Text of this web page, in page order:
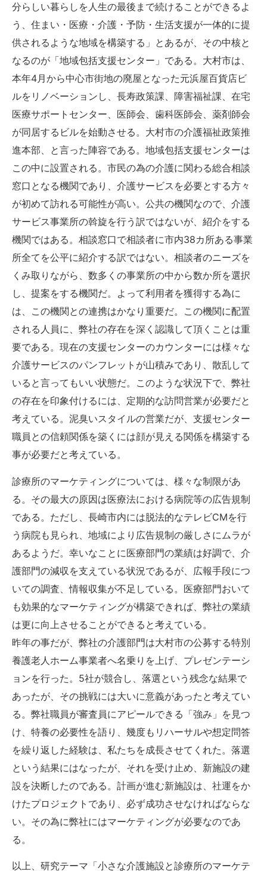
分らしい暮らしを人生の最後まで続けることができるよ
う、住まい・医療・介護・予防・生活支援が一体的に提
供されるような地域を構築する」とあるが、その中核と
なるのが「地域包括支援センター」である。大村市は、
本年4月から中心市街地の廃屋となった元浜屋百貨店ビ
ルをリノベーションし、長寿政策課、障害福祉課、在宅
医療サポートセンター、医師会、歯科医師会、薬剤師会
が同居するビルを始動させる。大村市の介護福祉政策推
進本部、と言った陣容である。地域包括支援センターは
この中に設置される。市民の為の介護に関わる総合相談
窓口となる機関であり、介護サービスを必要とする方々
が初めて訪れる可能性が高い。公共の機関なので、介護
サービス事業所の斡旋を行う訳ではないが、紹介をする
機関ではある。相談窓口で相談者に市内38カ所ある事業
所全てを公平に紹介する訳ではない。相談者のニーズを
くみ取りながら、数多くの事業所の中から数か所を選択
し、提案をする機関だ。よって利用者を獲得する為に
は、この機関との連携はかなり重要だ。この機関に配置
される人員に、弊社の存在を深く認識して頂くことは重
要である。現在の支援センターのカウンターには様々な
介護サービスのパンフレットが山積みであり、散乱して
いると言ってもいい状態だ。このような状況下で、弊社
の存在を印象付けるには、定期的な訪問営業が必要だと
考えている。泥臭いスタイルの営業だが、支援センター
職員との信頼関係を築くには顔が見える関係を構築する
事が必要だと考えている。
診療所のマーケティングについては、様々な制限があ
る。その最大の原因は医療法における病院等の広告規制
である。ただし、長崎市内には脱法的なテレビCMを行
う病院も見られ、地域により広告規制の厳しさにムラが
あるようだ。幸いなことに医療部門の業績は好調で、介
護部門の減収を支えている状況であるが、広報手段につ
いての調査、情報収集が不足している。医療部門おいて
も効果的なマーケティングが構築できれば、弊社の業績
は更に向上させることができると考えている。
昨年の事だが、弊社の介護部門は大村市の公募する特別
養護老人ホーム事業者へ名乗りを上げ、プレゼンテーシ
ョンを行った。5社が競合し、落選という残念な結果で
あったが、その挑戦には大いに意義があったと考えてい
る。弊社職員が審査員にアピールできる「強み」を見つ
け、特養の必要性を語り、幾度もリハーサルや想定問答
を繰り返した経験は、私たちを成長させてくれた。落選
という結果にはなったが、それを受け止め、新施設の建
設を決断したのである。計画が進む新施設は、社運をか
けたプロジェクトであり、必ず成功させなければならな
い。その為に弊社にはマーケティングが必要なのであ
る。
以上、研究テーマ「小さな介護施設と診療所のマーケテ